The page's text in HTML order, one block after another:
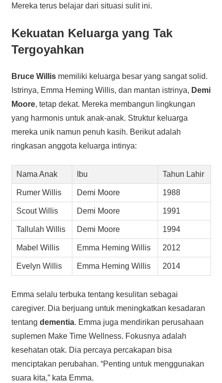
Mereka terus belajar dari situasi sulit ini.
Kekuatan Keluarga yang Tak
Tergoyahkan
Bruce Willismemiliki keluarga besar yang sangat solid.
Istrinya, Emma Heming Willis, dan mantan istrinya, Demi
Moore, tetap dekat. Mereka membangun lingkungan
yang harmonis untuk anak-anak. Struktur keluarga
mereka unik namun penuh kasih. Berikut adalah
ringkasan anggota keluarga intinya:
Nama Anak Ibu Tahun Lahir
Rumer Willis Demi Moore 1988
Scout Willis Demi Moore 1991
Tallulah Willis Demi Moore 1994
Mabel Willis Emma Heming Willis 2012
Evelyn Willis Emma Heming Willis 2014
Emma selalu terbuka tentang kesulitan sebagai
caregiver. Dia berjuang untuk meningkatkan kesadaran
tentang dementia. Emma juga mendirikan perusahaan
suplemen Make Time Wellness. Fokusnya adalah
kesehatan otak. Dia percaya percakapan bisa
menciptakan perubahan. “Penting untuk menggunakan
suara kita,” kata Emma.